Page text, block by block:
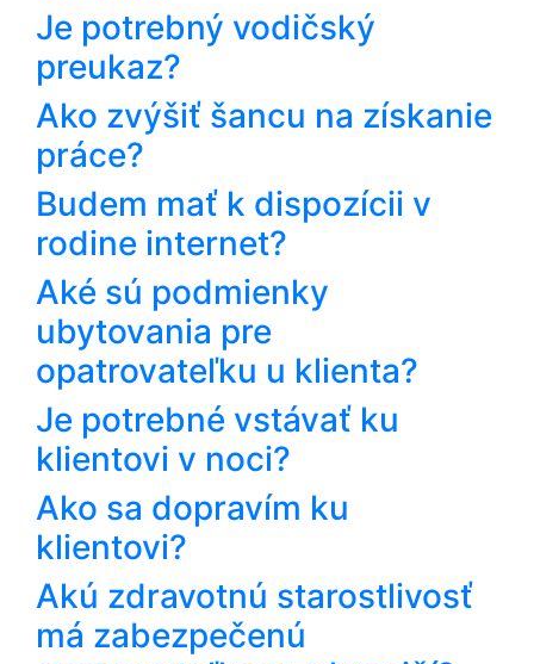
Je potrebný vodičský
preukaz?
Ako zvýšiť šancu na získanie
práce?
Budem mať k dispozícii v
rodine internet?
Aké sú podmienky
ubytovania pre
opatrovateľku u klienta?
Je potrebné vstávať ku
klientovi v noci?
Ako sa dopravím ku
klientovi?
Akú zdravotnú starostlivosť
má zabezpečenú